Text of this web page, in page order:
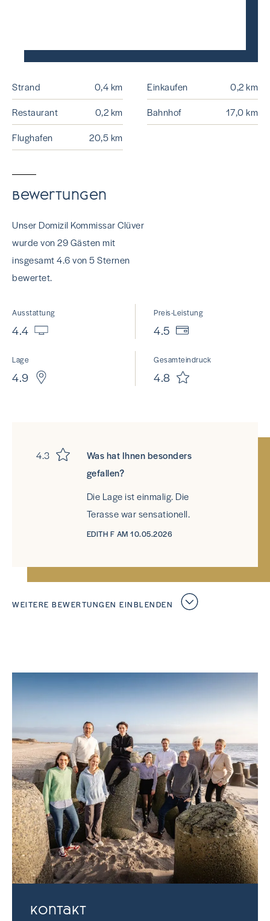
Strand 0,4 km Einkaufen
0,2 km
Restaurant
0,2 km Bahnhof
17,0 km
Flughafen
20,5 km
Bewertungen
Unser Domizil Kommissar Clüver
wurde von 29 Gästen mit
insgesamt 4.6 von 5 Sternen
bewertet.
Ausstattung
4.4
Preis-Leistung
4.5
Lage
4.9
Gesamteindruck
4.8
4.3
Was hat Ihnen besonders
gefallen?
Die Lage ist einmalig. Die
Terasse war sensationell.
EDITH F AM 10.05.2026
WEITERE BEWERTUNGEN EINBLENDEN
Kontakt